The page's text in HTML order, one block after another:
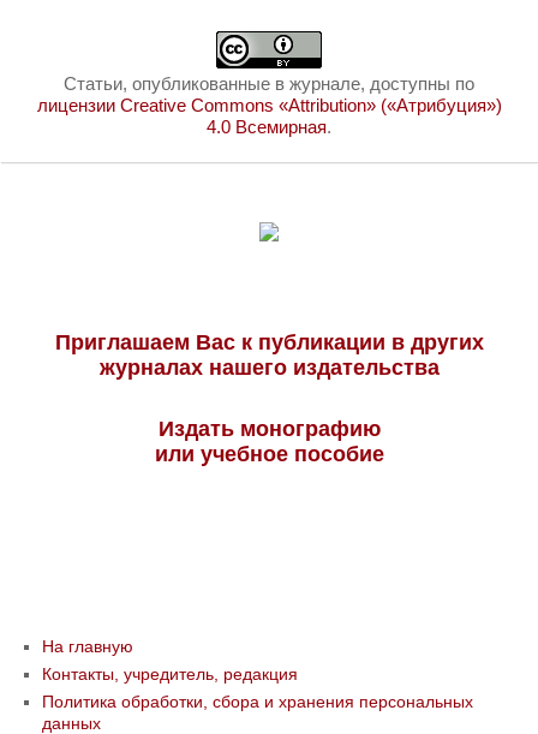
Статьи, опубликованные в журнале, доступны по
лицензии Creative Commons «Attribution» («Атрибуция»)
4.0 Всемирная.
Приглашаем Вас к публикации в других
журналах нашего издательства
Издать монографию
или учебное пособие
На главную
Контакты, учредитель, редакция
Политика обработки, сбора и хранения персональных
данных